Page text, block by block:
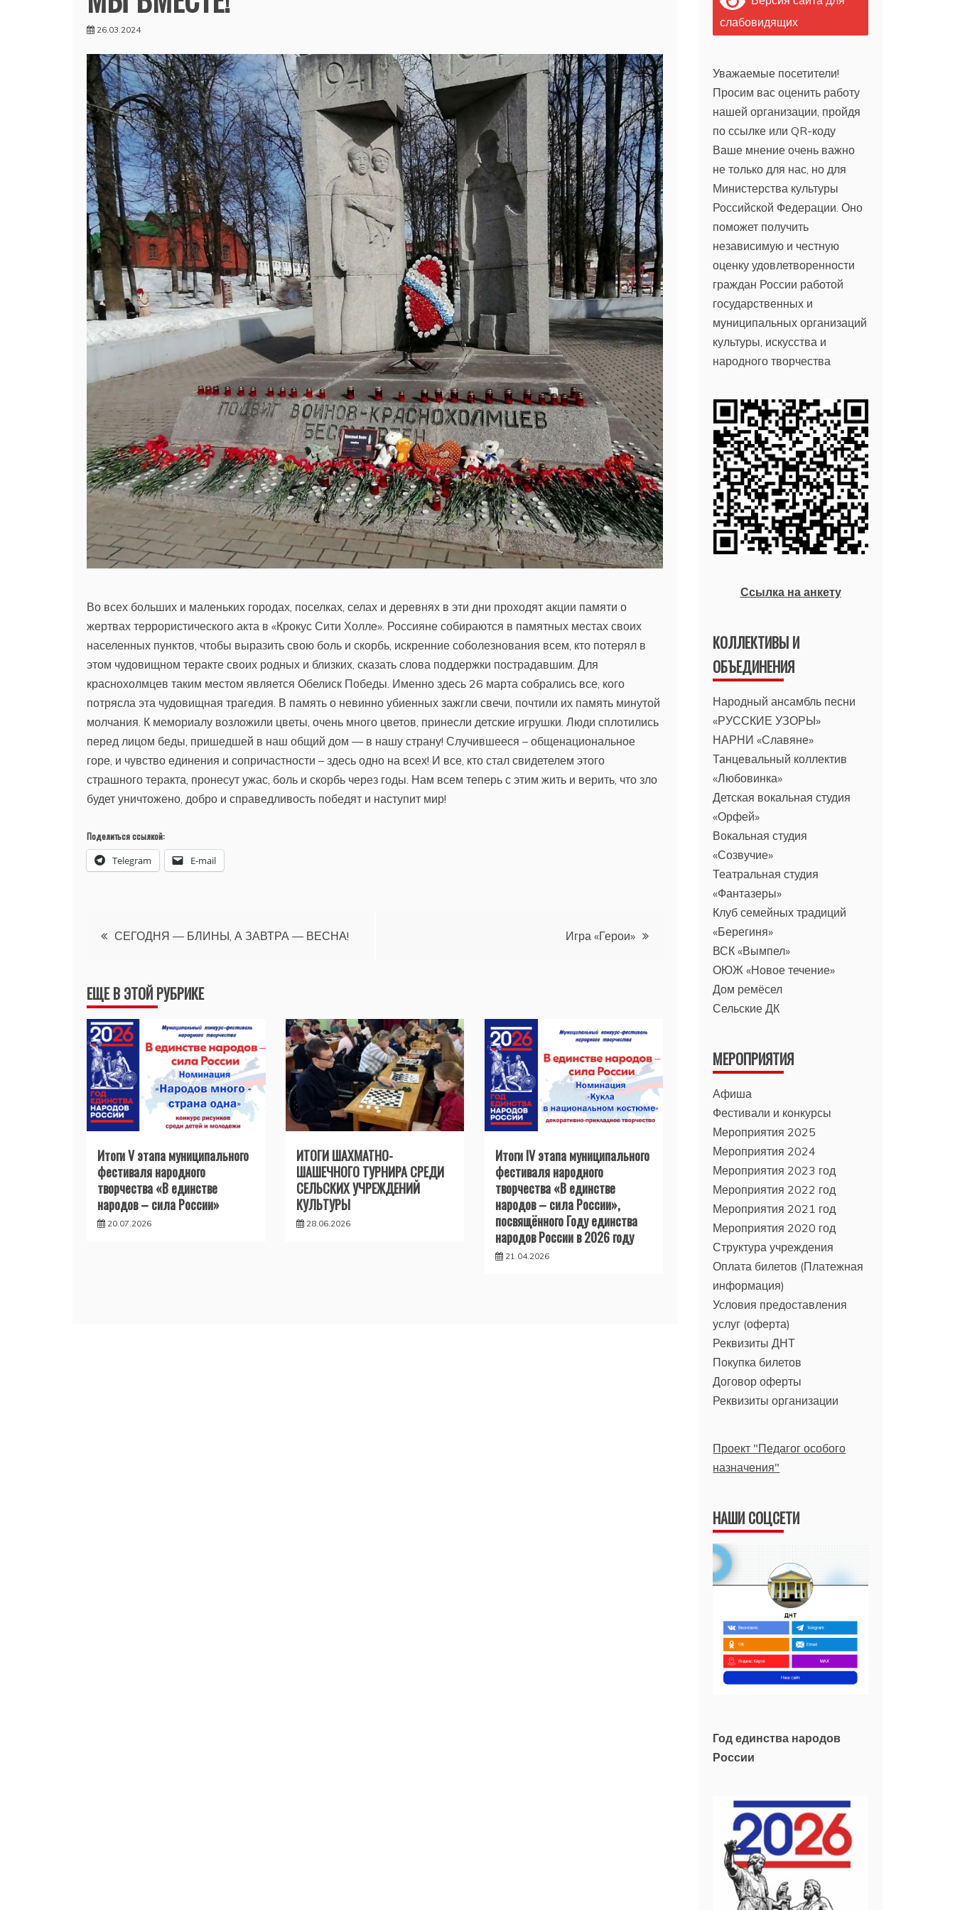
26.03.2024
Во всех больших и маленьких городах, поселках, селах и деревнях в эти дни проходят акции памяти о
жертвах террористического акта в «Крокус Сити Холле». Россияне собираются в памятных местах своих
населенных пунктов, чтобы выразить свою боль и скорбь, искренние соболезнования всем, кто потерял в
этом чудовищном теракте своих родных и близких, сказать слова поддержки пострадавшим. Для
краснохолмцев таким местом является Обелиск Победы. Именно здесь 26 марта собрались все, кого
потрясла эта чудовищная трагедия. В память о невинно убиенных зажгли свечи, почтили их память минутой
молчания. К мемориалу возложили цветы, очень много цветов, принесли детские игрушки. Люди сплотились
перед лицом беды, пришедшей в наш общий дом — в нашу страну! Случившееся – общенациональное
горе, и чувство единения и сопричастности – здесь одно на всех! И все, кто стал свидетелем этого
страшного теракта, пронесут ужас, боль и скорбь через годы. Нам всем теперь с этим жить и верить, что зло
будет уничтожено, добро и справедливость победят и наступит мир!
Поделиться ссылкой:
Telegram E-mail
Навигация
записям
СЕГОДНЯ — БЛИНЫ, А ЗАВТРА — ВЕСНА! Игра «Герои»
ЕЩЕ В ЭТОЙ РУБРИКЕ
Итоги V этапа муниципального
фестиваля народного
творчества «В единстве
народов – сила России»
20.07.2026
ИТОГИ ШАХМАТНО-
ШАШЕЧНОГО ТУРНИРА СРЕДИ
СЕЛЬСКИХ УЧРЕЖДЕНИЙ
КУЛЬТУРЫ
28.06.2026
Итоги IV этапа муниципального
фестиваля народного
творчества «В единстве
народов – сила России»,
посвящённого Году единства
народов России в 2026 году
21.04.2026
слабовидящих
Уважаемые посетители!
Просим вас оценить работу
нашей организации, пройдя
по ссылке или QR-коду
Ваше мнение очень важно
не только для нас, но для
Министерства культуры
Российской Федерации. Оно
поможет получить
независимую и честную
оценку удовлетворенности
граждан России работой
государственных и
муниципальных организаций
культуры, искусства и
народного творчества
Ссылка на анкету
КОЛЛЕКТИВЫ И
ОБЪЕДИНЕНИЯ
Народный ансамбль песни
«РУССКИЕ УЗОРЫ»
НАРНИ «Славяне»
Танцевальный коллектив
«Любовинка»
Детская вокальная студия
«Орфей»
Вокальная студия
«Созвучие»
Театральная студия
«Фантазеры»
Клуб семейных традиций
«Берегиня»
ВСК «Вымпел»
ОЮЖ «Новое течение»
Дом ремёсел
Сельские ДК
МЕРОПРИЯТИЯ
Афиша
Фестивали и конкурсы
Мероприятия 2025
Мероприятия 2024
Мероприятия 2023 год
Мероприятия 2022 год
Мероприятия 2021 год
Мероприятия 2020 год
Структура учреждения
Оплата билетов (Платежная
информация)
Условия предоставления
услуг (оферта)
Реквизиты ДНТ
Покупка билетов
Договор оферты
Реквизиты организации
Проект "Педагог особого
назначения"
НАШИ СОЦСЕТИ
Год единства народов
России